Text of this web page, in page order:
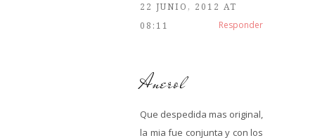
22 JUNIO, 2012 AT
08:11
Responder
Anerol
Que despedida mas original,
la mia fue conjunta y con los